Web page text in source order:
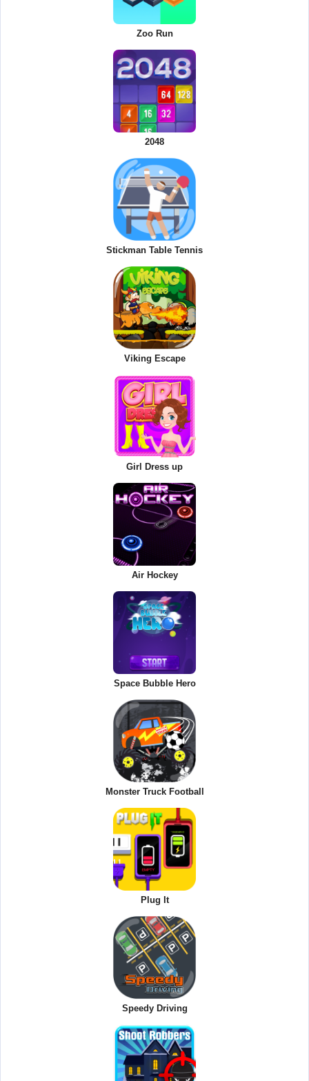
Zoo Run
2048
Stickman Table Tennis
Viking Escape
Girl Dress up
Air Hockey
Space Bubble Hero
Monster Truck Football
Plug It
Speedy Driving